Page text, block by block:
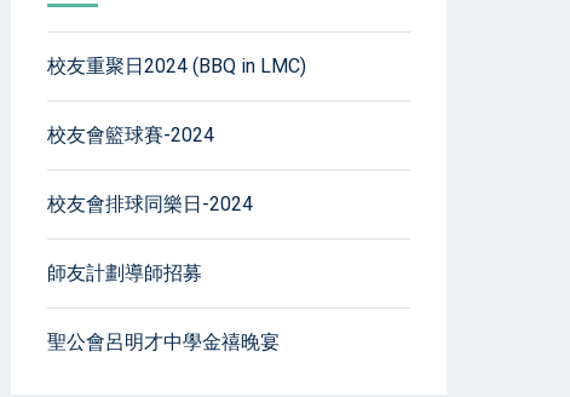
校友重聚日2024 (BBQ in LMC)
校友會籃球賽-2024
校友會排球同樂日-2024
師友計劃導師招募
聖公會呂明才中學金禧晚宴